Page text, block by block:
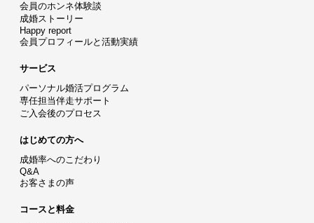
会員のホンネ体験談
成婚ストーリー
Happy report
会員プロフィールと活動実績
サービス
パーソナル婚活プログラム
専任担当伴走サポート
ご入会後のプロセス
はじめての方へ
成婚率へのこだわり
Q&A
お客さまの声
コースと料金